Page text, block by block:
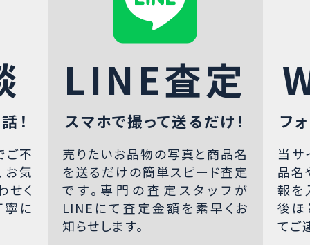
！
ご不
お気
せく
寧に
LINE査定
スマホで撮って送るだけ！
売りたいお品物の写真と商品名
を送るだけの簡単スピード査定
です。専門の査定スタッフが
LINEにて査定金額を素早くお
知らせします。
フ
当サ
品名
報を
後ほ
てご